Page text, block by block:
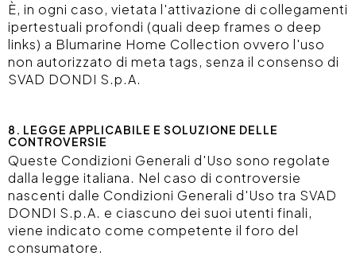
È, in ogni caso, vietata l'attivazione di collegamenti
ipertestuali profondi (quali deep frames o deep
links) a Blumarine Home Collection ovvero l'uso
non autorizzato di meta tags, senza il consenso di
SVAD DONDI S.p.A.
8. LEGGE APPLICABILE E SOLUZIONE DELLE
CONTROVERSIE
Queste Condizioni Generali d'Uso sono regolate
dalla legge italiana. Nel caso di controversie
nascenti dalle Condizioni Generali d'Uso tra SVAD
DONDI S.p.A. e ciascuno dei suoi utenti finali,
viene indicato come competente il foro del
consumatore.